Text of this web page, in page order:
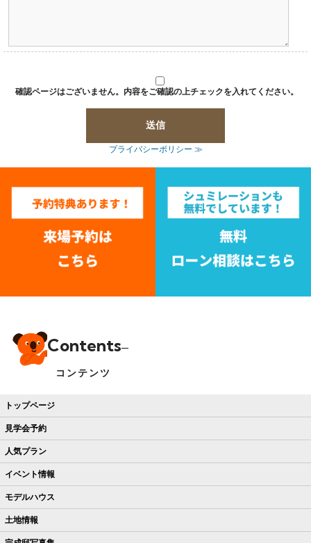
確認ページはございません。内容をご確認の上チェックを入れてください。
プライバシーポリシー ≫
Contents
コンテンツ
トップページ
見学会予約
人気プラン
イベント情報
モデルハウス
土地情報